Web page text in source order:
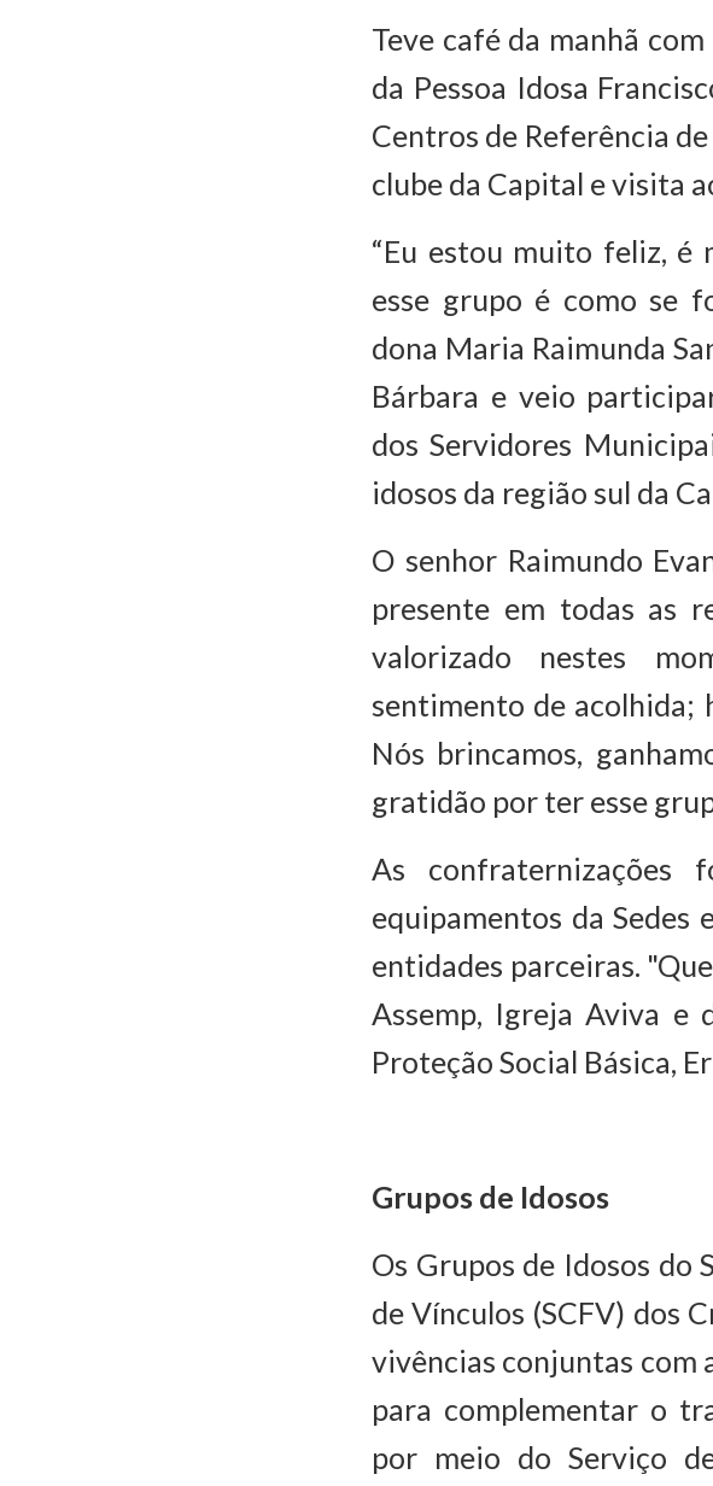
Teve café da manhã
da Pessoa Idosa
Centros de Referência
clube da Capital e visita
“Eu estou muito feliz, é
esse grupo é como se
dona Maria Raimunda
Bárbara e veio
dos Servidores
idosos da região sul da
O senhor Raimundo
presente em todas as
valorizado nestes
sentimento de acolhida;
Nós brincamos,
gratidão por ter esse
As confraternizações
equipamentos da Sedes
entidades parceiras.
Assemp, Igreja Aviva e
Proteção Social Básica,
Grupos de Idosos
Os Grupos de Idosos do
de Vínculos (SCFV) dos
vivências conjuntas com
para complementar o
por meio do Serviço